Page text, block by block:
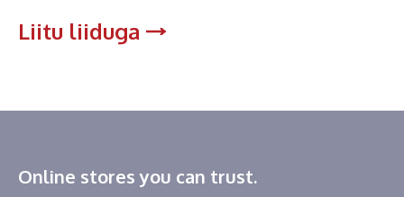
Liitu liiduga
Online stores you can trust.